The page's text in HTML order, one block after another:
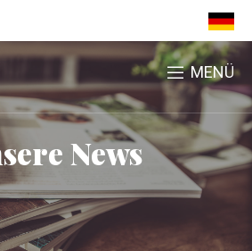
MENÜ
News